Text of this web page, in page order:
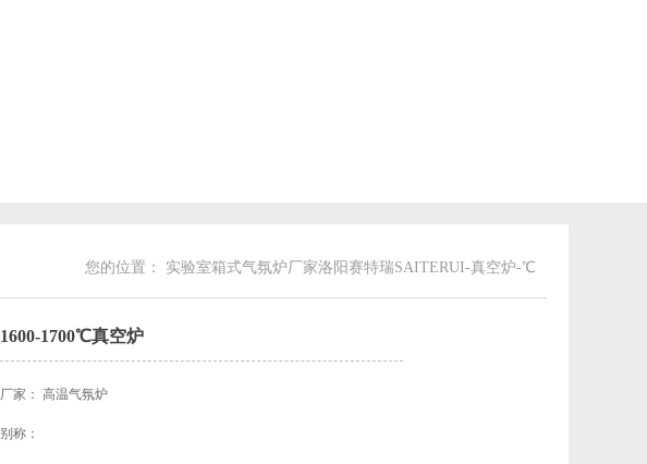
您的位置： 实验室箱式气氛炉厂家洛阳赛特瑞SAITERUI-真空炉-℃
1600-1700℃真空炉
厂家： 高温气氛炉
别称：